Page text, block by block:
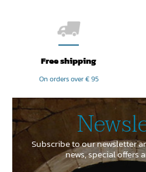
Free shipping
On orders over € 95
Subscribe to our newsletter
news, special offers